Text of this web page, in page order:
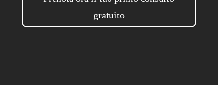
gratuito